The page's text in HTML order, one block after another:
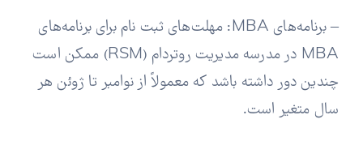
– برنامه‌های MBA: مهلت‌های ثبت نام برای برنامه‌های
MBA در مدرسه مدیریت روتردام (RSM) ممکن است
چندین دور داشته باشد که معمولاً از نوامبر تا ژوئن هر
سال متغیر است.